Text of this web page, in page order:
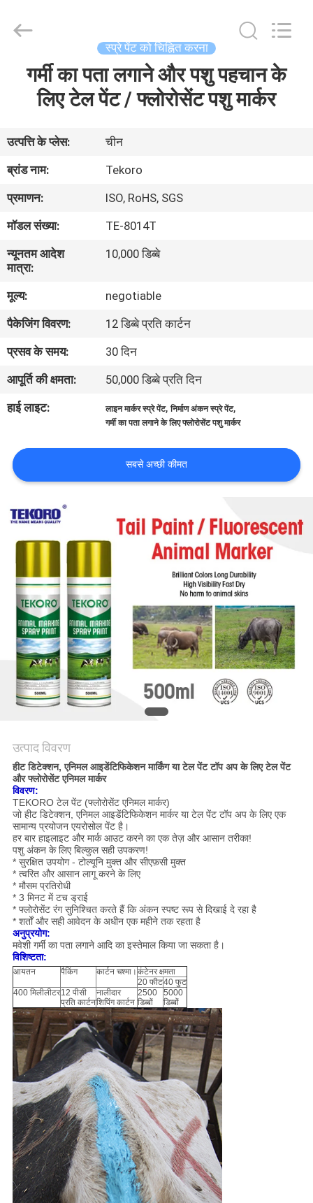
हमारे
बारे
कारखाने
दौरा
गुणवत्ता
नियंत्रण
संपर्क
करें
समाचार
एक
उद्धरण
का
अनुरोध
करें
साइटमैप
गोपनीयता
नीति
INDUSTRY
Reserved.
स्प्रे पेंट को चिह्नित करना
गर्मी का पता लगाने और पशु पहचान के
लिए टेल पेंट / फ्लोरोसेंट पशु मार्कर
उत्पत्ति के प्लेस:
चीन
ब्रांड नाम:
Tekoro
प्रमाणन:
ISO, RoHS, SGS
मॉडल संख्या:
TE-8014T
न्यूनतम आदेश
मात्रा:
10,000 डिब्बे
मूल्य:
negotiable
पैकेजिंग विवरण:
12 डिब्बे प्रति कार्टन
प्रसव के समय:
30 दिन
आपूर्ति की क्षमता:
50,000 डिब्बे प्रति दिन
हाई लाइट:
लाइन मार्कर स्प्रे पेंट,निर्माण अंकन स्प्रे पेंट,
गर्मी का पता लगाने के लिए फ्लोरोसेंट पशु मार्कर
सबसे अच्छी कीमत
उत्पाद विवरण
हीट डिटेक्शन, एनिमल आइडेंटिफिकेशन मार्किंग या टेल पेंट टॉप अप के लिए टेल पेंट
और फ्लोरोसेंट एनिमल मार्कर
विवरण:
TEKORO टेल पेंट (फ्लोरोसेंट एनिमल मार्कर)
जो हीट डिटेक्शन, एनिमल आइडेंटिफिकेशन मार्कर या टेल पेंट टॉप अप के लिए एक
सामान्य प्रयोजन एयरोसोल पेंट है।
हर बार हाइलाइट और मार्क आउट करने का एक तेज़ और आसान तरीका!
पशु अंकन के लिए बिल्कुल सही उपकरण!
* सुरक्षित उपयोग - टोल्यूनि मुक्त और सीएफ़सी मुक्त
* त्वरित और आसान लागू करने के लिए
* मौसम प्रतिरोधी
* 3 मिनट में टच ड्राई
* फ्लोरोसेंट रंग सुनिश्चित करते हैं कि अंकन स्पष्ट रूप से दिखाई दे रहा है
* शर्तों और सही आवेदन के अधीन एक महीने तक रहता है
अनुप्रयोग:
मवेशी गर्मी का पता लगाने आदि का इस्तेमाल किया जा सकता है।
विशिष्टता:
आयतन पैकिंग कार्टन चश्मा। कंटेनर क्षमता
20 फीट40 फुट
400 मिलीलीटर12 पीसी
प्रति कार्टन
नालीदार
शिपिंग कार्टन
2500
डिब्बों
5000
डिब्बों